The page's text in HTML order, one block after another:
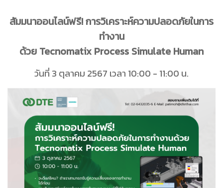
สัมมนาออนไลน์ฟรี! การวิเคราะห์ความปลอดภัยในการ
ทำงาน
ด้วย Tecnomatix Process Simulate Human
วันที่ 3 ตุลาคม 2567 เวลา 10:00 - 11:00 น.